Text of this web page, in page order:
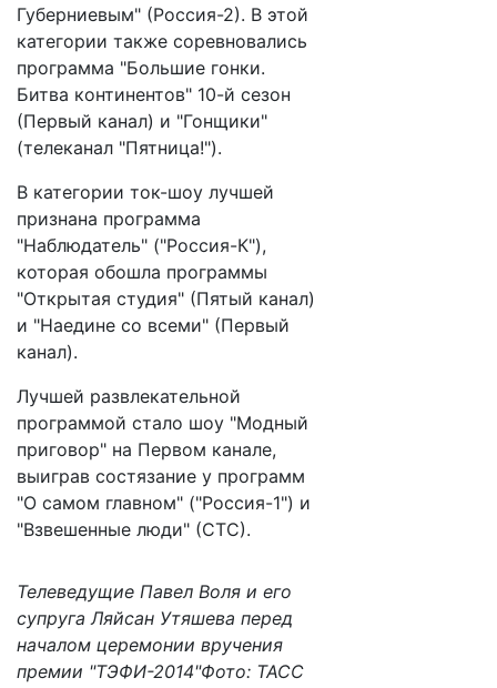
Губерниевым" (Россия-2). В этой
категории также соревновались
программа "Большие гонки.
Битва континентов" 10-й сезон
(Первый канал) и "Гонщики"
(телеканал "Пятница!").
В категории ток-шоу лучшей
признана программа
"Наблюдатель" ("Россия-К"),
которая обошла программы
"Открытая студия" (Пятый канал)
и "Наедине со всеми" (Первый
канал).
Лучшей развлекательной
программой стало шоу "Модный
приговор" на Первом канале,
выиграв состязание у программ
"О самом главном" ("Россия-1") и
"Взвешенные люди" (СТС).
Телеведущие Павел Воля и его
супруга Ляйсан Утяшева перед
началом церемонии вручения
премии "ТЭФИ-2014"Фото: ТАСС